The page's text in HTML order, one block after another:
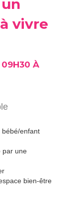
vivre
09H30 À
bébé/enfant
par une
bien-être